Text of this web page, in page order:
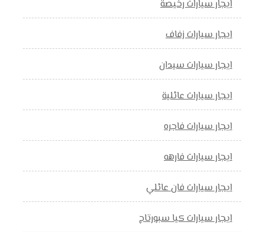
ايجار سيارات رخيصة
ايجار سيارات زفاف
ايجار سيارات سيدان
ايجار سيارات عائلية
ايجار سيارات فاجره
ايجار سيارات فارهه
ايجار سيارات فان عائلي
ايجار سيارات كيا سبورتاج